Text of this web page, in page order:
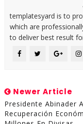
templatesyard is to
which are
to deliver best result
Newer Article
Presidente Abinader
Recuperación